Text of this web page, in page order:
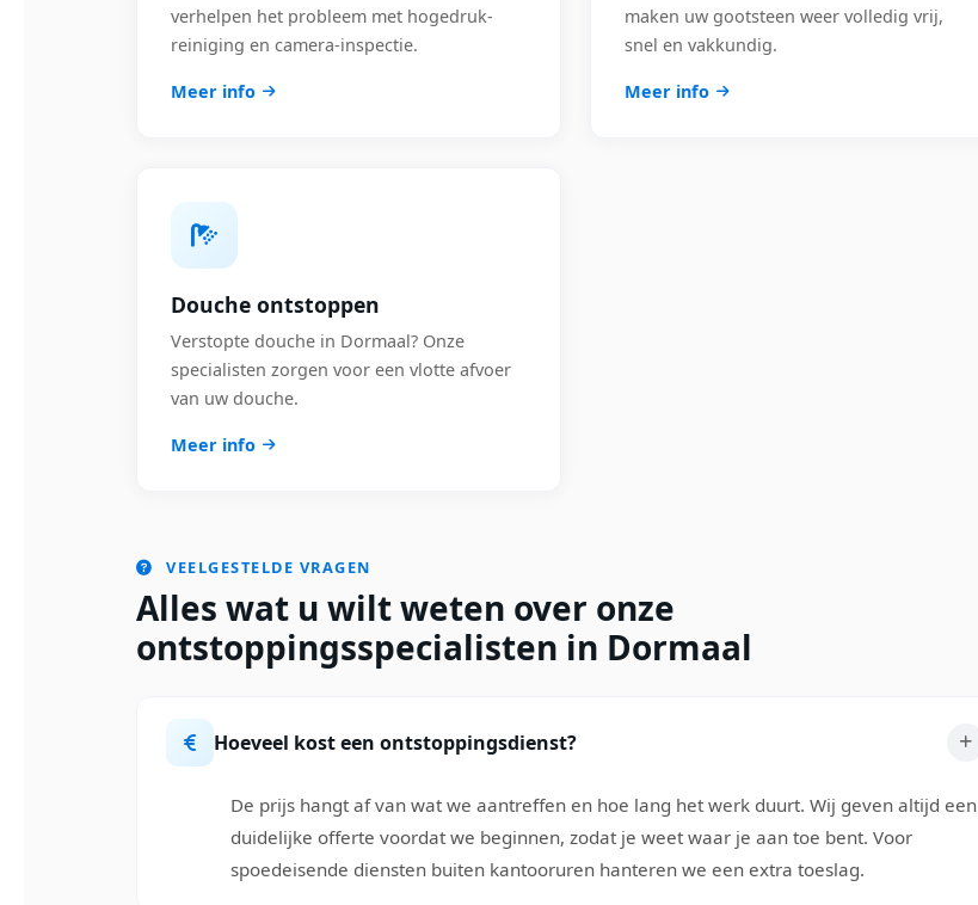
verhelpen het probleem met hogedruk-
reiniging en camera-inspectie.
Meer info
maken uw gootsteen weer volledig vrij,
snel en vakkundig.
Meer info
Douche ontstoppen
Verstopte douche in Dormaal? Onze
specialisten zorgen voor een vlotte afvoer
van uw douche.
Meer info
VEELGESTELDE VRAGEN
Alles wat u wilt weten over onze
ontstoppingsspecialisten in Dormaal
Hoeveel kost een ontstoppingsdienst?
De prijs hangt af van wat we aantreffen en hoe lang het werk duurt. Wij geven altijd een
duidelijke offerte voordat we beginnen, zodat je weet waar je aan toe bent. Voor
spoedeisende diensten buiten kantooruren hanteren we een extra toeslag.